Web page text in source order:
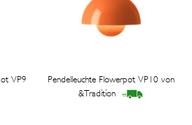
VP9
Pendelleuchte Flowerpot VP10 von
&Tradition